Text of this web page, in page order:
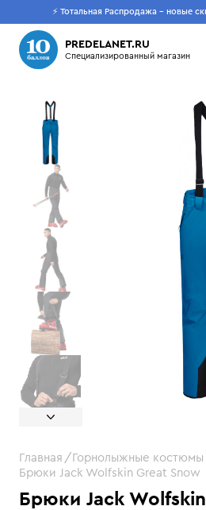
⚡ Тотальная Распродажа - новые
PREDELANET.RU
Специализированный магазин
Пусто
Что будем искать?
Брюки Jack
Главная Горнолыжные
Брюки Jack Wolfskin Great Snow